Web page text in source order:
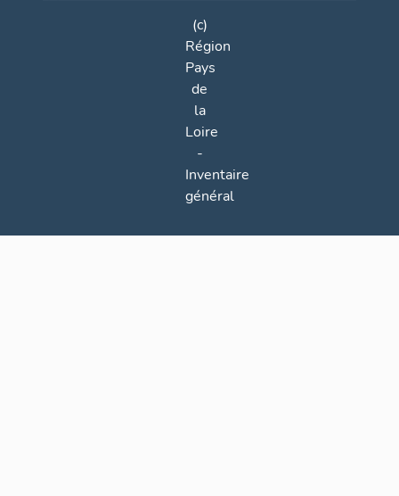
(c)
Région
Pays
de
la
Loire
-
Inventaire
général